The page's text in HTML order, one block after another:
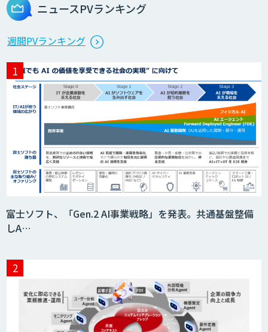
ニュースPVランキング
週間PVランキング
富士ソフト、「Gen.2 AI事業戦略」を発表。共通基盤整備
しA…